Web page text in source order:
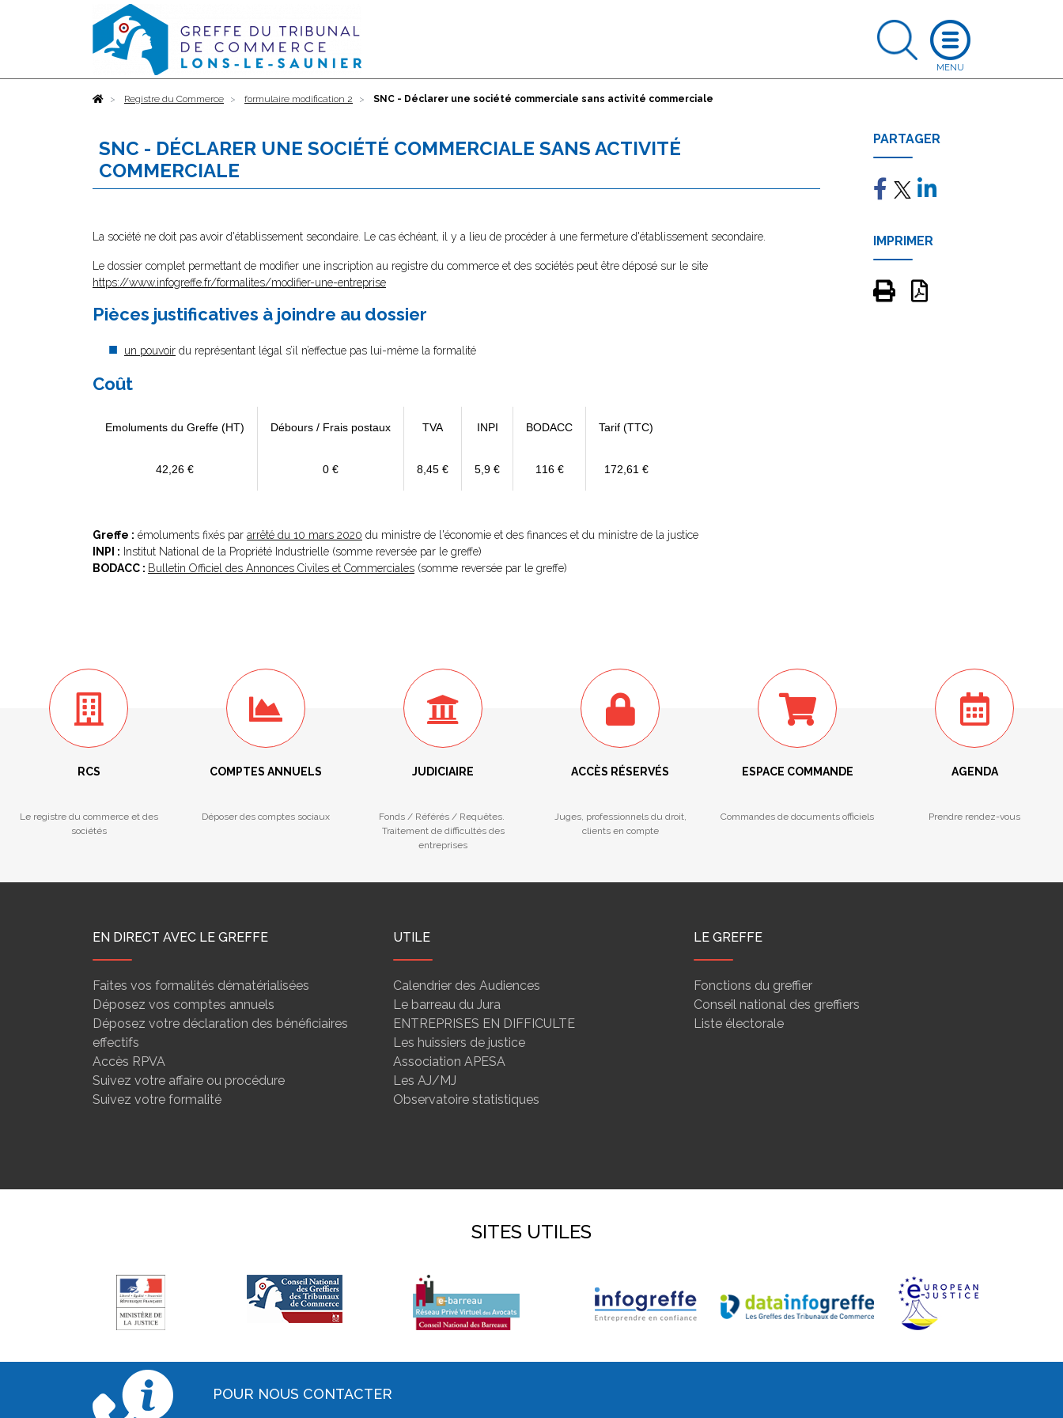
AccueilRegistre du Commerce formulaire modification 2 SNC - Déclarer une société commerciale sans activité commerciale
SNC - DÉCLARER UNE SOCIÉTÉ COMMERCIALE SANS ACTIVITÉ
COMMERCIALE
La société ne doit pas avoir d'établissement secondaire. Le cas échéant, il y a lieu de procéder à une fermeture d'établissement secondaire.
Le dossier complet permettant de modifier une inscription au registre du commerce et des sociétés peut être déposé sur le site
https://www.infogreffe.fr/formalites/modifier-une-entreprise
Pièces justificatives à joindre au dossier
un pouvoir du représentant légal s’il n’effectue pas lui-même la formalité
Coût
Emoluments du Greffe (HT) Débours / Frais postaux TVA INPI BODACC Tarif (TTC)
42,26 € 0 € 8,45 € 5,9 € 116 € 172,61 €
Greffe : émoluments fixés par arrêté du 10 mars 2020 du ministre de l'économie et des finances et du ministre de la justice
INPI : Institut National de la Propriété Industrielle (somme reversée par le greffe)
BODACC : Bulletin Officiel des Annonces Civiles et Commerciales (somme reversée par le greffe)
PARTAGER
IMPRIMER
RCS
Le registre du commerce et des
sociétés
COMPTES ANNUELS
Déposer des comptes sociaux
JUDICIAIRE
Fonds / Référés / Requêtes.
Traitement de difficultés des
entreprises
ACCÈS RÉSERVÉS
Juges, professionnels du droit,
clients en compte
ESPACE COMMANDE
Commandes de documents officiels
AGENDA
Prendre rendez-vous
EN DIRECT AVEC LE GREFFE
Faites vos formalités dématérialisées
Déposez vos comptes annuels
Déposez votre déclaration des bénéficiaires
effectifs
Accès RPVA
Suivez votre affaire ou procédure
Suivez votre formalité
UTILE
Calendrier des Audiences
Le barreau du Jura
ENTREPRISES EN DIFFICULTE
Les huissiers de justice
Association APESA
Les AJ/MJ
Observatoire statistiques
LE GREFFE
Fonctions du greffier
Conseil national des greffiers
Liste électorale
SITES UTILES
POUR NOUS CONTACTER